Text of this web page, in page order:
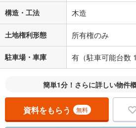
構造・工法 木造
土地権利形態 所有権のみ
駐車場・車庫 有（駐車可能台数 1
簡単1分！さらに詳しい物件
資料をもらう 無料